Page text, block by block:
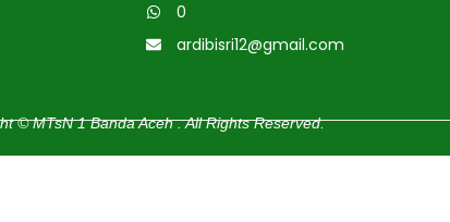
0
ardibisri12@gmail.com
© MTsN 1 Banda Aceh . All Rights Reserved.